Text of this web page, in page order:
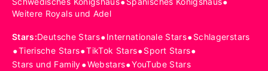
Weitere Royals und Adel
Stars:Deutsche Stars•Internationale Stars•Schlagerstars
•Tierische Stars•TikTok Stars•Sport Stars•
Stars und Family•Webstars•YouTube Stars